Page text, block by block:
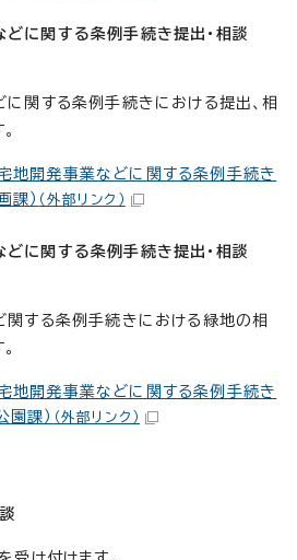
に関する条例手続き提出・相談
関する条例手続きにおける提出、相
宅地開発事業などに関する条例手続き
課） （外部リンク）
に関する条例手続き提出・相談
する条例手続きにおける緑地の相
宅地開発事業などに関する条例手続き
園課） （外部リンク）